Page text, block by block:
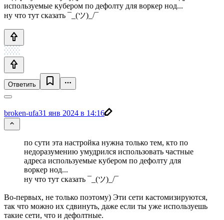
используемые кубером по дефолту для воркер нод...
ну что тут сказать ¯_(ツ)_/¯
Ответить
broken-ufa31 янв 2024 в 14:16
по сути эта настройка нужна только тем, кто по
недоразумению умудрился использовать частные
адреса используемые кубером по дефолту для
воркер нод...
ну что тут сказать ¯_(ツ)_/¯
Во-первых, не только поэтому) Эти сети кастомизируются,
так что можно их сдвинуть, даже если ты уже используешь
такие сети, что и дефолтные.